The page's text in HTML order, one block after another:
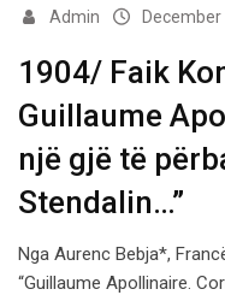
Admin December
1904/ Faik
Guillaume
një gjë të
Stendalin…”
Nga Aurenc Bebja*,
“Guillaume Apollinaire.